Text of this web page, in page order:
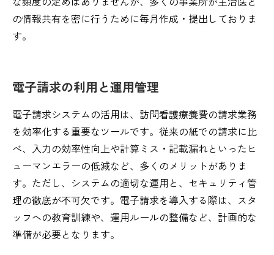
の情報共有を密に行うために毎月作成・提出しておりま
す。
電子請求の利用と運用管理
電子請求システムの活用は、訪問看護療養費の請求業務
を効率化する重要なツールです。従来の紙での請求に比
べ、入力の効率性向上や計算ミス・記載漏れといったヒ
ューマンエラーの低減など、多くのメリットがありま
す。ただし、システムの適切な運用と、セキュリティ管
理の徹底が不可欠です。電子請求を導入する際は、スタ
ッフへの教育訓練や、運用ルールの整備など、計画的な
準備が必要となります。